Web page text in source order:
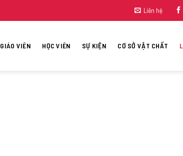
Liên hệ
GIÁO VIÊN HỌC VIÊN SỰ KIỆN CƠ SỞ VẬT CHẤT